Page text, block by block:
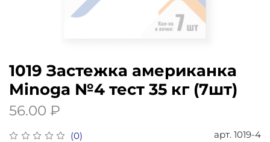
(0) арт. 1019-4
1019 Застежка американка
Minoga №4 тест 35 кг (7шт)
56.00 ₽